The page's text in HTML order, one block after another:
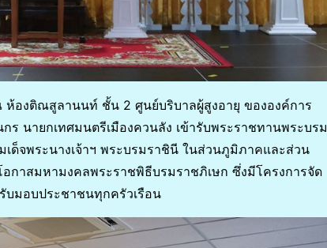
องติณสูลานนท์ ชั้น 2 ศูนย์บริบาลผู้สูงอายุ ขององค์การ
นายกเทศมนตรีเมืองควนลัง เข้ารับพระราชทานพระบรม
ด็จพระนางเจ้าฯ พระบรมราชินี ในส่วนภูมิภาคและส่วน
อกาสมหามงคลพระราชพิธีบรมราชภิเษก ซึ่งมีโครงการจัด
บมอบประชาชนทุกครัวเรือน